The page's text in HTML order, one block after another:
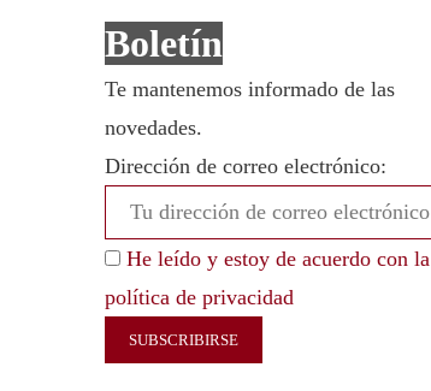
Boletín
Te mantenemos informado de las
novedades.
Dirección de correo electrónico:
He leído y estoy de acuerdo con la
política de privacidad